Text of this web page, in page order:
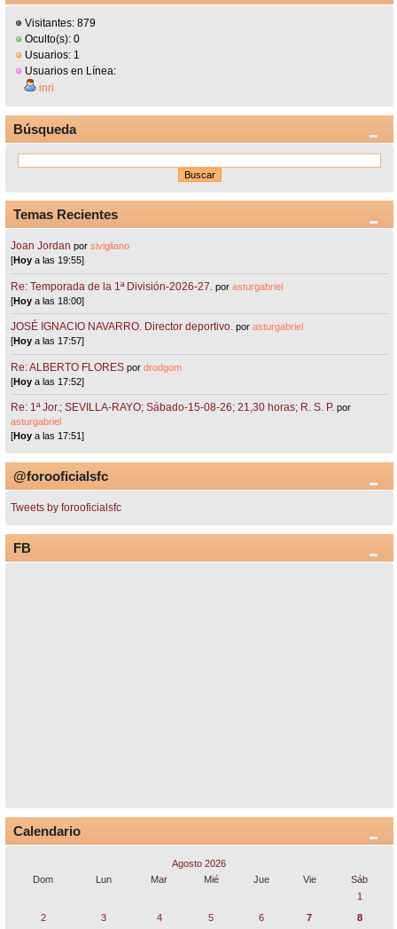
Visitantes: 879
Oculto(s): 0
Usuarios: 1
Usuarios en Línea:
inri
Búsqueda
Temas Recientes
Joan Jordan porsivigliano
[Hoy a las 19:55]
Re: Temporada de la 1ª División-2026-27. porasturgabriel
[Hoy a las 18:00]
JOSÉ IGNACIO NAVARRO. Director deportivo. porasturgabriel
[Hoy a las 17:57]
Re: ALBERTO FLORES pordrodgom
[Hoy a las 17:52]
Re: 1ª Jor.; SEVILLA-RAYO; Sábado-15-08-26; 21,30 horas; R. S. P. por
asturgabriel
[Hoy a las 17:51]
@forooficialsfc
Tweets by forooficialsfc
FB
Calendario
Agosto 2026
Dom
Lun Mar Mié Jue Vie
Sáb
1
2
3 4 5 6 7 8